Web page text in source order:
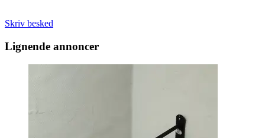
Skriv besked
Lignende annoncer